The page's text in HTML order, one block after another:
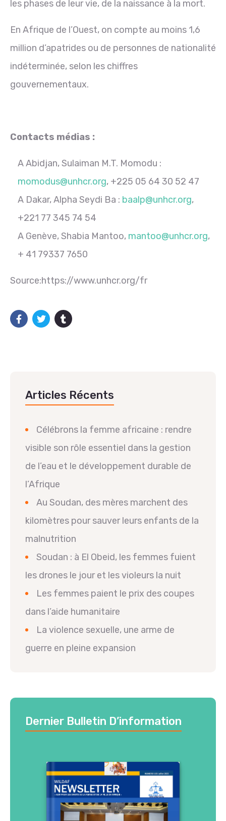
les phases de leur vie, de la naissance à la mort.
En Afrique de l’Ouest, on compte au moins 1,6
million d’apatrides ou de personnes de nationalité
indéterminée, selon les chiffres
gouvernementaux.
Contacts médias :
A Abidjan, Sulaiman M.T. Momodu :
momodus@unhcr.org, +225 05 64 30 52 47
A Dakar, Alpha Seydi Ba : baalp@unhcr.org,
+221 77 345 74 54
A Genève, Shabia Mantoo, mantoo@unhcr.org,
+ 41 79337 7650
Source:https://www.unhcr.org/fr
Articles Récents
Célébrons la femme africaine : rendre
visible son rôle essentiel dans la gestion
de l’eau et le développement durable de
l’Afrique
Au Soudan, des mères marchent des
kilomètres pour sauver leurs enfants de la
malnutrition
Soudan : à El Obeid, les femmes fuient
les drones le jour et les violeurs la nuit
Les femmes paient le prix des coupes
dans l’aide humanitaire
La violence sexuelle, une arme de
guerre en pleine expansion
Dernier Bulletin D’information